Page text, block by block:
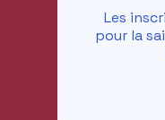
Les
pour la